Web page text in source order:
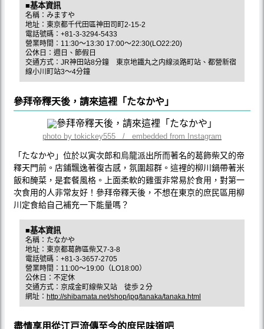
■基本資訊
名稱：みますや
地址：東京都千代田區神田司町2-15-2
電話號碼：+81-3-3294-5433
營業時間：11:30～13:30 17:00～22:30(LO22:20)
公休日：週日、節假日
交通方式：JR神田站8分鐘 東京地鐵丸之内線淡路町站、都營新宿
線小川町站3～4分鐘
參拜帝釋天後，請來這裡「たなかや」
photo by tokickey555 / embedded from Instagram
「たなかや」位於以寅次郎和烏龍派出所而著名的葛飾柴又的帝
釋天門前。店鋪飄逸著復古感，氛圍超群。這裡的柳川鍋帶著米
飯和醃菜，是套餐風格。上面柔軟的雞蛋非常易於食用，對第一
次食用的人非常友好！參拜帝釋天後，不想在東京的庶民區用柳
川定食給自己補充一下能量嗎？
■基本資訊
名稱：たなかや
地址：東京都葛飾區柴又7-3-8
電話號碼：+81-3-3657-2705
營業時間：11:00～19:00（LO18:00）
公休日：不定休
交通方式：京成金町線柴又站 徒歩２分
網址： http://shibamata.net/shop/jpg/tanaka/tanaka.html
盡情享用從江戸流傳至今的庶民味道吧